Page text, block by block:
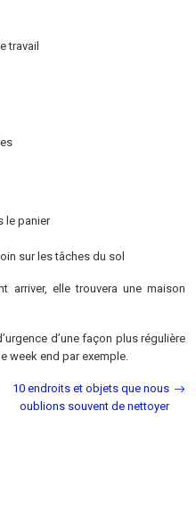
travail
le panier
sur les tâches du sol
arriver, elle trouvera une maison
d’une façon plus régulière
week end par exemple.
10 endroits et objets que nous
oublions souvent de nettoyer